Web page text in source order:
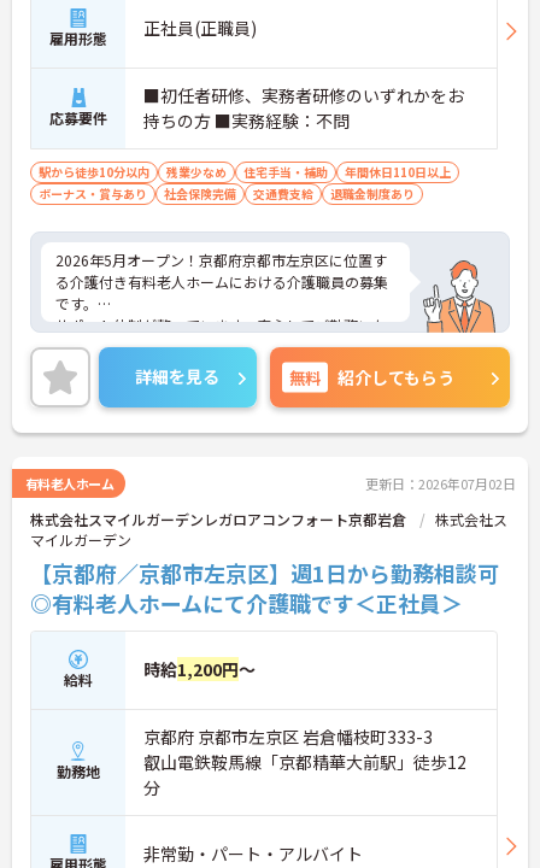
雇用形態 正社員(正職員)
応募要件
■初任者研修、実務者研修のいずれかをお
持ちの方 ■実務経験：不問
駅から徒歩10分以内 残業少なめ 住宅手当・補助
年間休日110日以上
ボーナス・賞与あり
社会保険完備 交通費支給 退職金制度あり
2026年5月オープン！京都府京都市左京区に位置す
る介護付き有料老人ホームにおける介護職員の募集
です。
サポート体制が整っています。安心してご勤務いた
だける環境です。また、資格手当や交通費等、各種
手当が充実しているのも安心です。
ご興味のある方には、面接対策ポイントなど、さら
に詳細をご案内しますのでお気軽にご相談くださ
い！
詳細を見る 無料 紹介してもらう
有料老人ホーム 更新日：2026年07月02日
株式会社スマイルガーデンレガロアコンフォート京都岩倉
株式会社ス
マイルガーデン
【京都府／京都市左京区】週1日から勤務相談可
◎有料老人ホームにて介護職です＜正社員＞
給料 時給1,200円～
勤務地
京都府 京都市左京区 岩倉幡枝町333-3
叡山電鉄鞍馬線「京都精華大前駅」徒歩12
分
非常勤・パート・アルバイト